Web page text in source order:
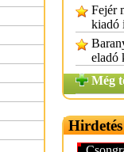
Fejér
kiadó
eladó
Még